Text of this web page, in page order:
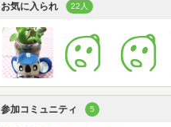
お気に入られ 22人
参加コミュニティ 5